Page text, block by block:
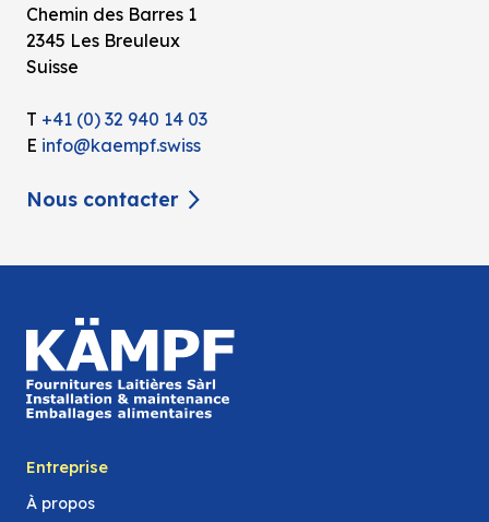
Chemin des Barres 1
2345 Les Breuleux
Suisse
T +41 (0) 32 940 14 03
E info@kaempf.swiss
Nous contacter
Entreprise
À propos